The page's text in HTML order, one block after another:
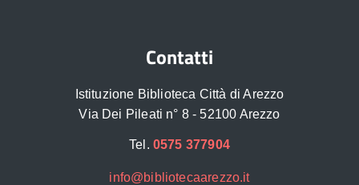
Contatti
Istituzione Biblioteca Città di Arezzo
Via Dei Pileati n° 8 - 52100 Arezzo
Tel. 0575 377904
info@bibliotecaarezzo.it